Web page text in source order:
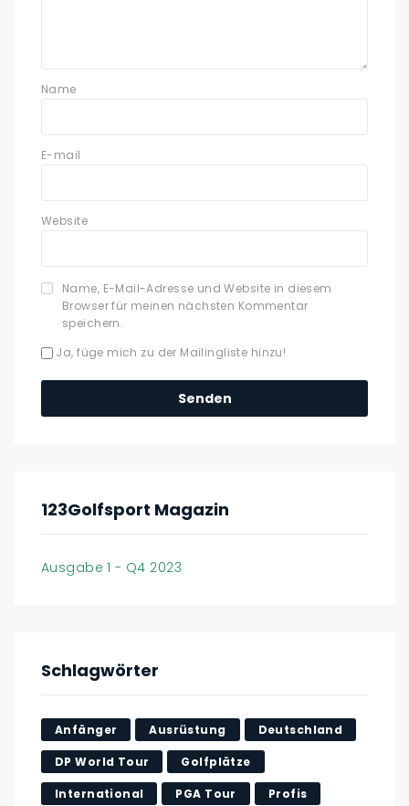
Name
E-mail
Website
Name, E-Mail-Adresse und Website in diesem
Browser für meinen nächsten Kommentar
speichern.
Ja, füge mich zu der Mailingliste hinzu!
123Golfsport Magazin
Ausgabe 1 - Q4 2023
Schlagwörter
Anfänger Ausrüstung Deutschland
DP World Tour Golfplätze
International PGA Tour Profis